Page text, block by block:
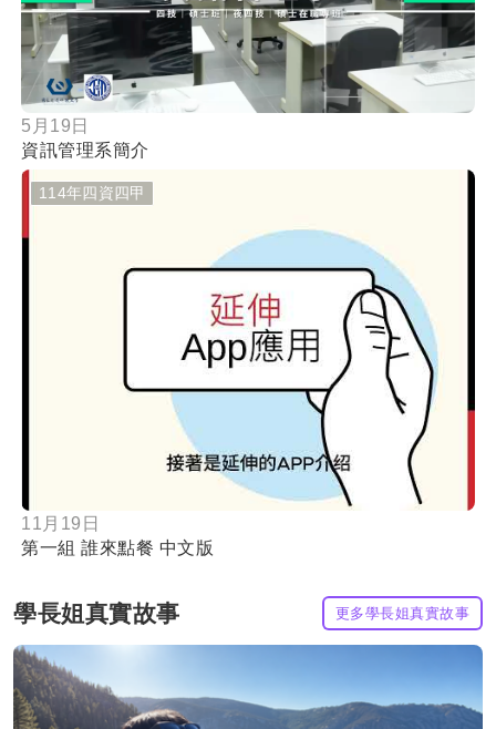
5月19日
資訊管理系簡介
按鈕
114年四資四甲
11月19日
第一組 誰來點餐 中文版
學長姐真實故事 更多學長姐真實故事